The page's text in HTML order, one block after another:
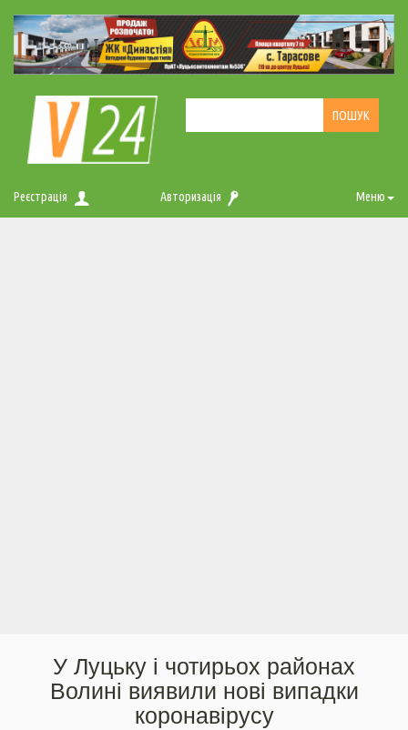
Реєстрація Авторизація Меню
У Луцьку і чотирьох районах
Волині виявили нові випадки
коронавірусу